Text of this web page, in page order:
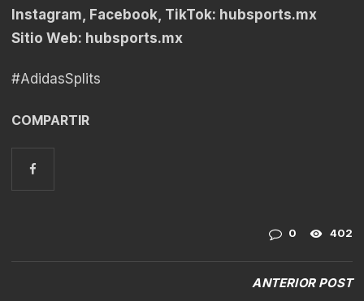
Instagram, Facebook, TikTok: hubsports.mx
Sitio Web: hubsports.mx
#AdidasSplits
COMPARTIR
0 402
ANTERIOR POST